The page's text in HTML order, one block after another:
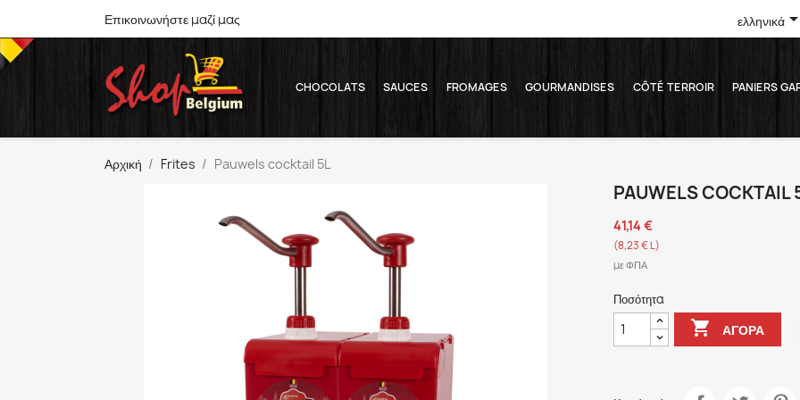
Επικοινωνήστε μαζί μας ελληνικά
CHOCOLATS SAUCES FROMAGES GOURMANDISES CÔTÉ TERROIR PANIERS
Αρχική Frites Pauwels cocktail 5L
PAUWELS COCKTAIL
41,14 €
(8,23 € L)
με ΦΠΑ
Ποσότητα
 ΑΓΟΡΆ